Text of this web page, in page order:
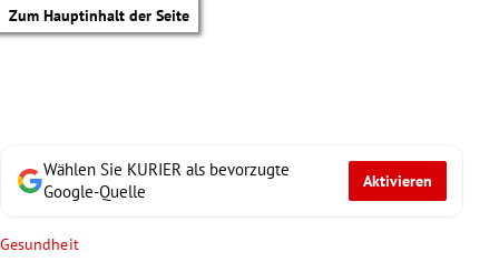
Zum Hauptinhalt der Seite
Wählen Sie KURIER als bevorzugte
Google-Quelle
Aktivieren
Gesundheit